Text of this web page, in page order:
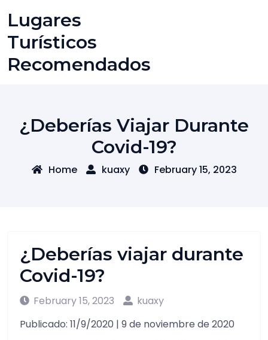
content
Lugares
Turísticos
Recomendados
¿Deberías Viajar Durante
Covid-19?
Home kuaxy February 15, 2023
¿Deberías viajar durante
Covid-19?
February 15, 2023
kuaxy
Publicado: 11/9/2020 | 9 de noviembre de 2020